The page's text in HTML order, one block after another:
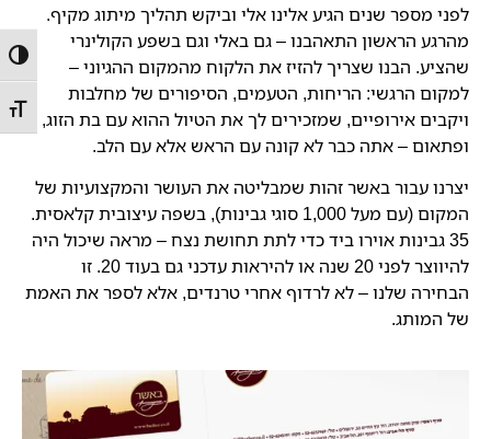
מתג
לפני מספר שנים הגיע אלינו אלי וביקש תהליך מיתוג מקיף.
מהרגע הראשון התאהבנו – גם באלי וגם בשפע הקולינרי
שהציע. הבנו שצריך להזיז את הלקוח מהמקום ההגיוני –
למקום הרגשי: הריחות, הטעמים, הסיפורים של מחלבות
ויקבים אירופיים, שמזכירים לך את הטיול ההוא עם בת הזוג,
ופתאום – אתה כבר לא קונה עם הראש אלא עם הלב.
יצרנו עבור באשר זהות שמבליטה את העושר והמקצועיות של
המקום (עם מעל 1,000 סוגי גבינות), בשפה עיצובית קלאסית.
35 גבינות אוירו ביד כדי לתת תחושת נצח – מראה שיכול היה
להיווצר לפני 20 שנה או להיראות עדכני גם בעוד 20. זו
הבחירה שלנו – לא לרדוף אחרי טרנדים, אלא לספר את האמת
של המותג.